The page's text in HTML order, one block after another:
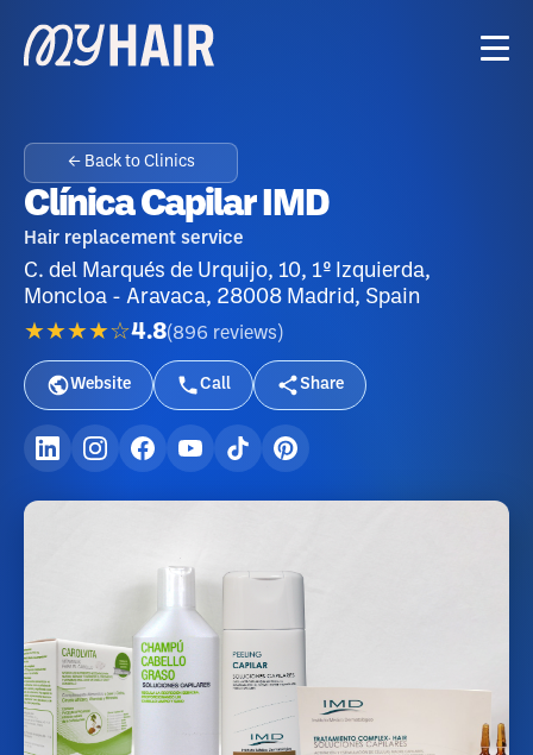
← Back to Clinics
Clínica Capilar IMD
Hair replacement service
C. del Marqués de Urquijo, 10, 1º Izquierda,
Moncloa - Aravaca, 28008 Madrid, Spain
★★★★☆4.8(896 reviews )
Website Call Share